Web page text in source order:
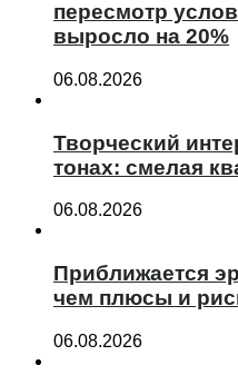
пересмотр
выросло на 20%
06.08.2026
Творческий
тонах: смелая
06.08.2026
Приближается
чем плюсы и
06.08.2026